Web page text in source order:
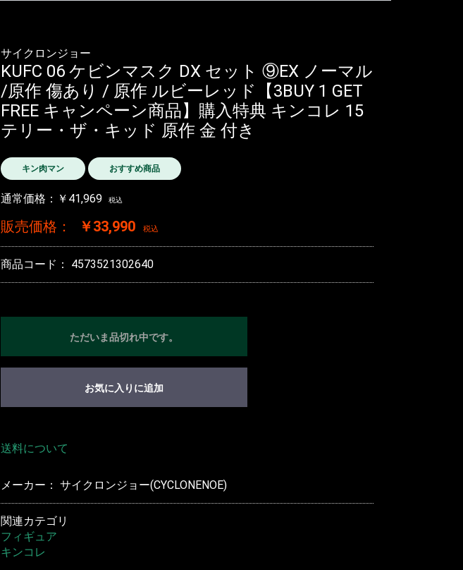
サイクロンジョー
KUFC 06 ケビンマスク DX セット ⑨EX ノーマル
/原作 傷あり / 原作 ルビーレッド【3BUY 1 GET
FREE キャンペーン商品】購入特典 キンコレ 15
テリー・ザ・キッド 原作 金 付き
キン肉マン おすすめ商品
通常価格：￥41,969 税込
販売価格： ￥33,990 税込
商品コード： 4573521302640
ただいま品切れ中です。
カートへ進む
お気に入りに追加
送料について
メーカー： サイクロンジョー(CYCLONENOE)
関連カテゴリ
フィギュア
キンコレ